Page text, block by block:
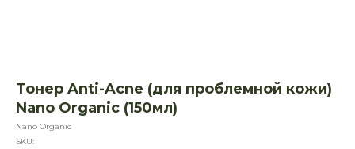
Тонер Anti-Acne (для проблемной кожи)
Nano Organic (150мл)
Nano Organic
SKU: